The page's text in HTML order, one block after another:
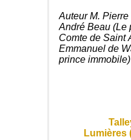
Auteur M.
André Beau (Le
Comte de Saint
Emmanuel de
prince immobile)
Lumières